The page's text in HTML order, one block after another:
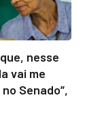
nesse
vai me
Senado”,